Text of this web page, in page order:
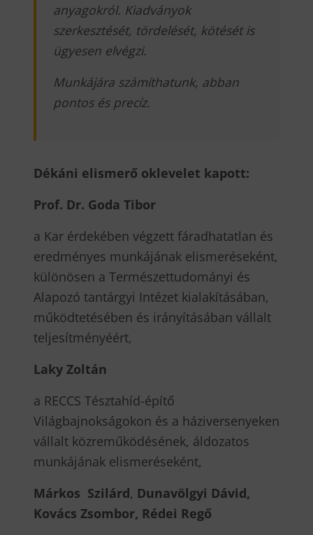
anyagokról. Kiadványok
szerkesztését, tördelését, kötését is
ügyesen elvégzi.
Munkájára számíthatunk, abban
pontos és precíz.
Dékáni elismerő oklevelet kapott:
Prof. Dr. Goda Tibor
a Kar érdekében végzett fáradhatatlan és
eredményes munkájának elismeréseként,
különösen a Természettudományi és
Alapozó tantárgyi Intézet kialakításában,
működtetésében és irányításában vállalt
teljesítményéért,
Laky Zoltán
a RECCS Tésztahíd-építő
Világbajnokságokon és a háziversenyeken
vállalt közreműködésének, áldozatos
munkájának elismeréseként,
Márkos Szilárd, Dunavölgyi Dávid,
Kovács Zsombor, Rédei Regő